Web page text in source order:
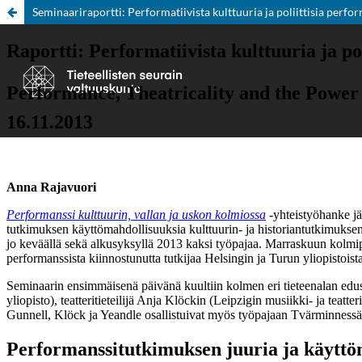
Seminaariraportti: Performatiivista kulttuuria ja poliittisia